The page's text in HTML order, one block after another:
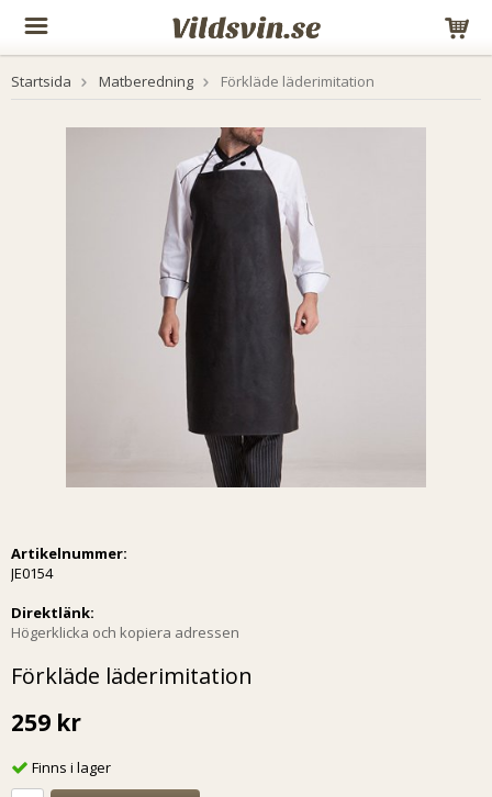
Startsida Matberedning Förkläde läderimitation
Artikelnummer:
JE0154
Direktlänk:
Högerklicka och kopiera adressen
Förkläde läderimitation
259 kr
Finns i lager